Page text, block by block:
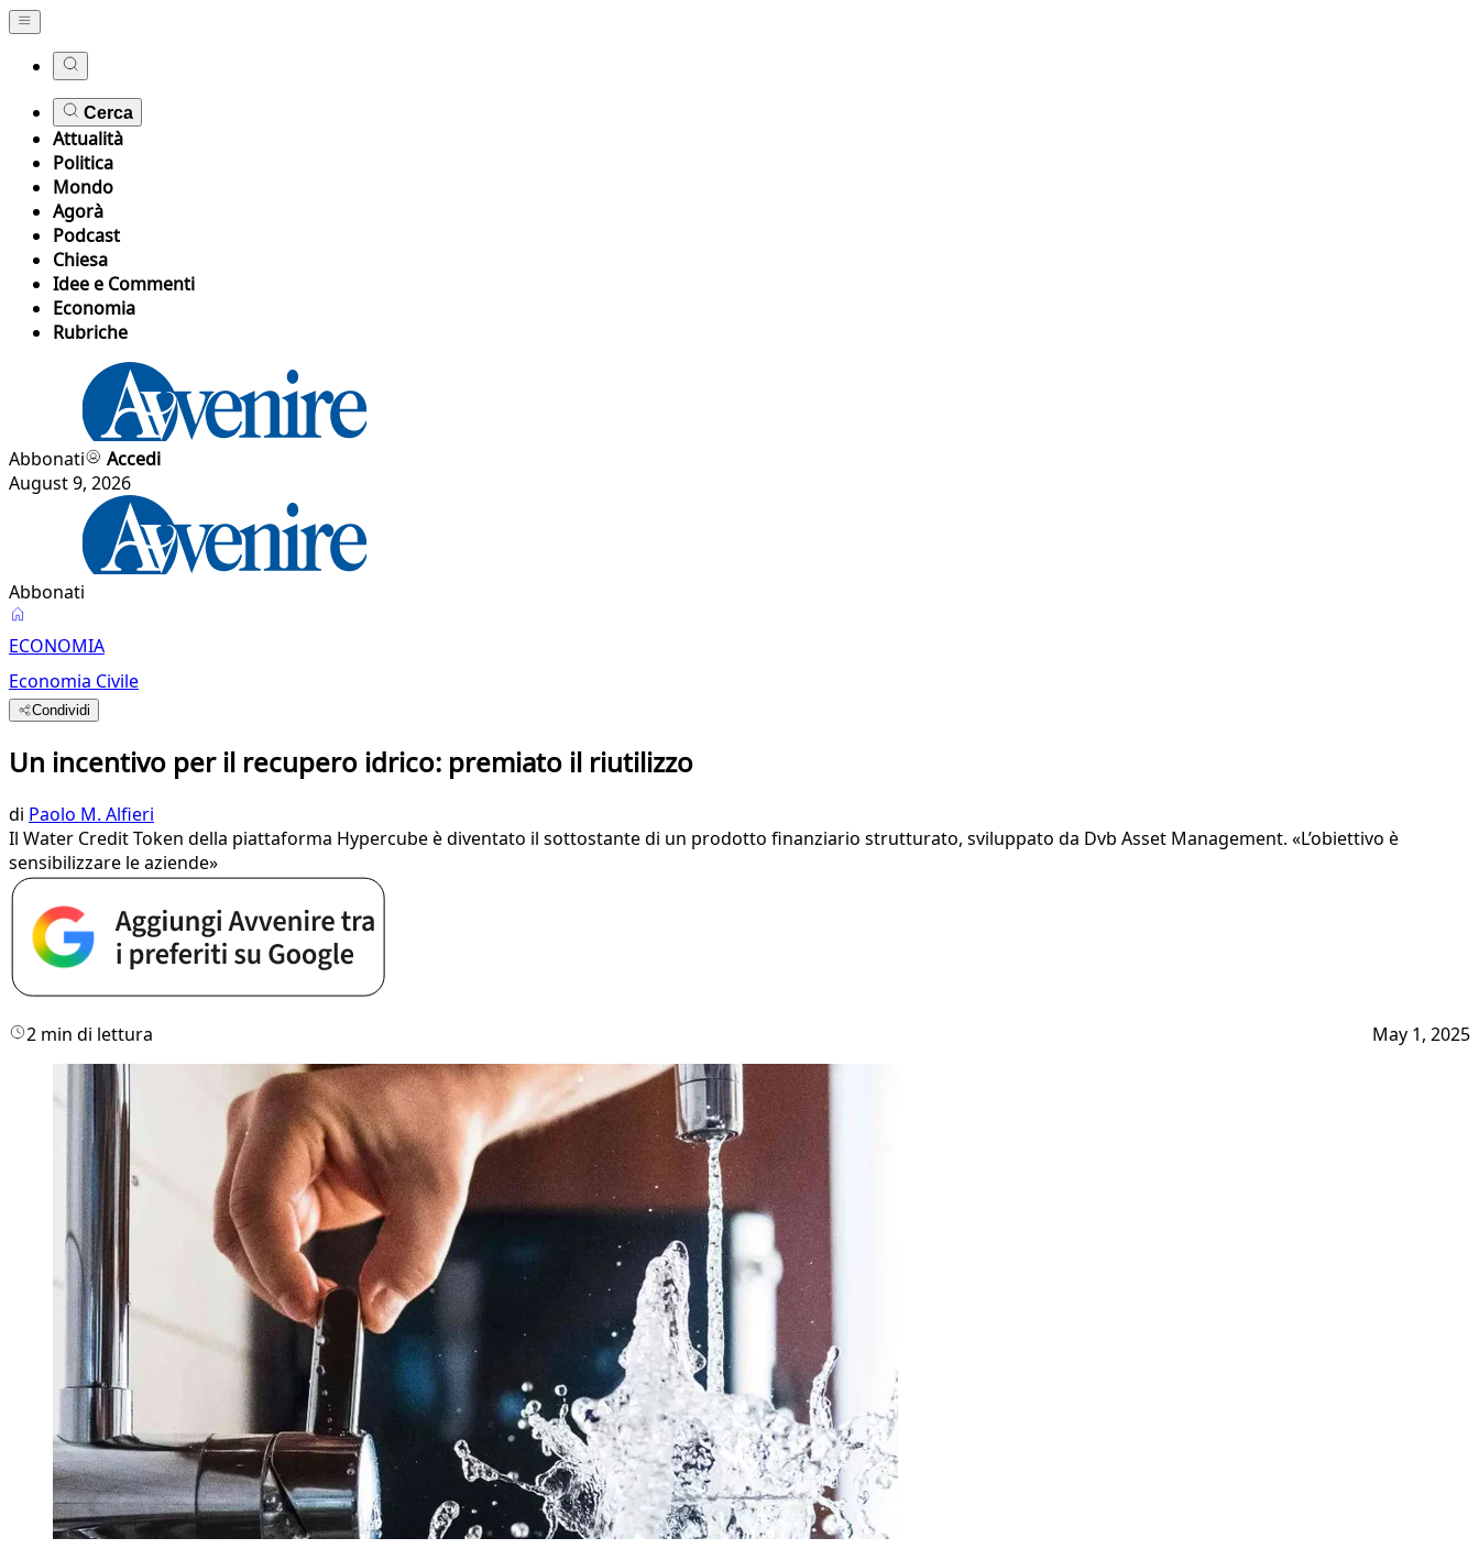
Cerca
Attualità
Politica
Mondo
Agorà
Podcast
Chiesa
Idee e Commenti
Economia
Rubriche
Abbonati
Accedi
August 9, 2026
Abbonati
ECONOMIA
Economia Civile
Condividi
Un incentivo per il recupero idrico: premiato il riutilizzo
di Paolo M. Alfieri
Il Water Credit Token della piattaforma Hypercube è diventato il sottostante di un prodotto finanziario strutturato, sviluppato da Dvb Asset Management. «L’obiettivo è
sensibilizzare le aziende»
2 min di lettura May 1, 2025